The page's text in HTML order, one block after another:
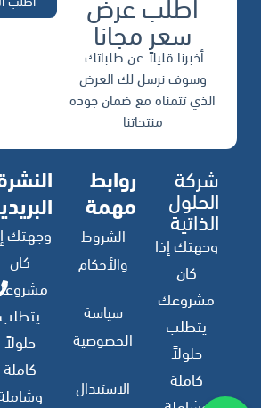
سعر مجانا
أخبرنا قليلاً عن طلباتك.
وسوف نرسل لك العرض
الذي تتمناه مع ضمان جوده
منتجاتنا
شركة
الحلول
الذاتية
وجهتك إذا
كان
مشروعك
يتطلب
حلولاً
كاملة
روابط
مهمة
الشروط
والأحكام
سياسة
الخصوصية
الاستبدال
وجهتك
كان
يتطلب
حلولاً
كاملة